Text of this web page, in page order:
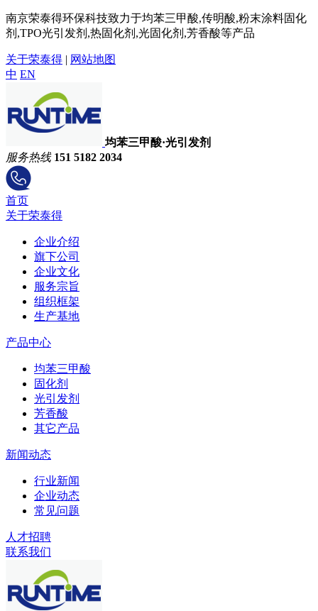
南京荣泰得环保科技致力于均苯三甲酸,传明酸,粉末涂料固化
剂,TPO光引发剂,热固化剂,光固化剂,芳香酸等产品
关于荣泰得 | 网站地图
中 EN
均苯三甲酸·光引发剂
服务热线 151 5182 2034
首页
关于荣泰得
企业介绍
旗下公司
企业文化
服务宗旨
组织框架
生产基地
产品中心
均苯三甲酸
固化剂
光引发剂
芳香酸
其它产品
新闻动态
行业新闻
企业动态
常见问题
人才招聘
联系我们